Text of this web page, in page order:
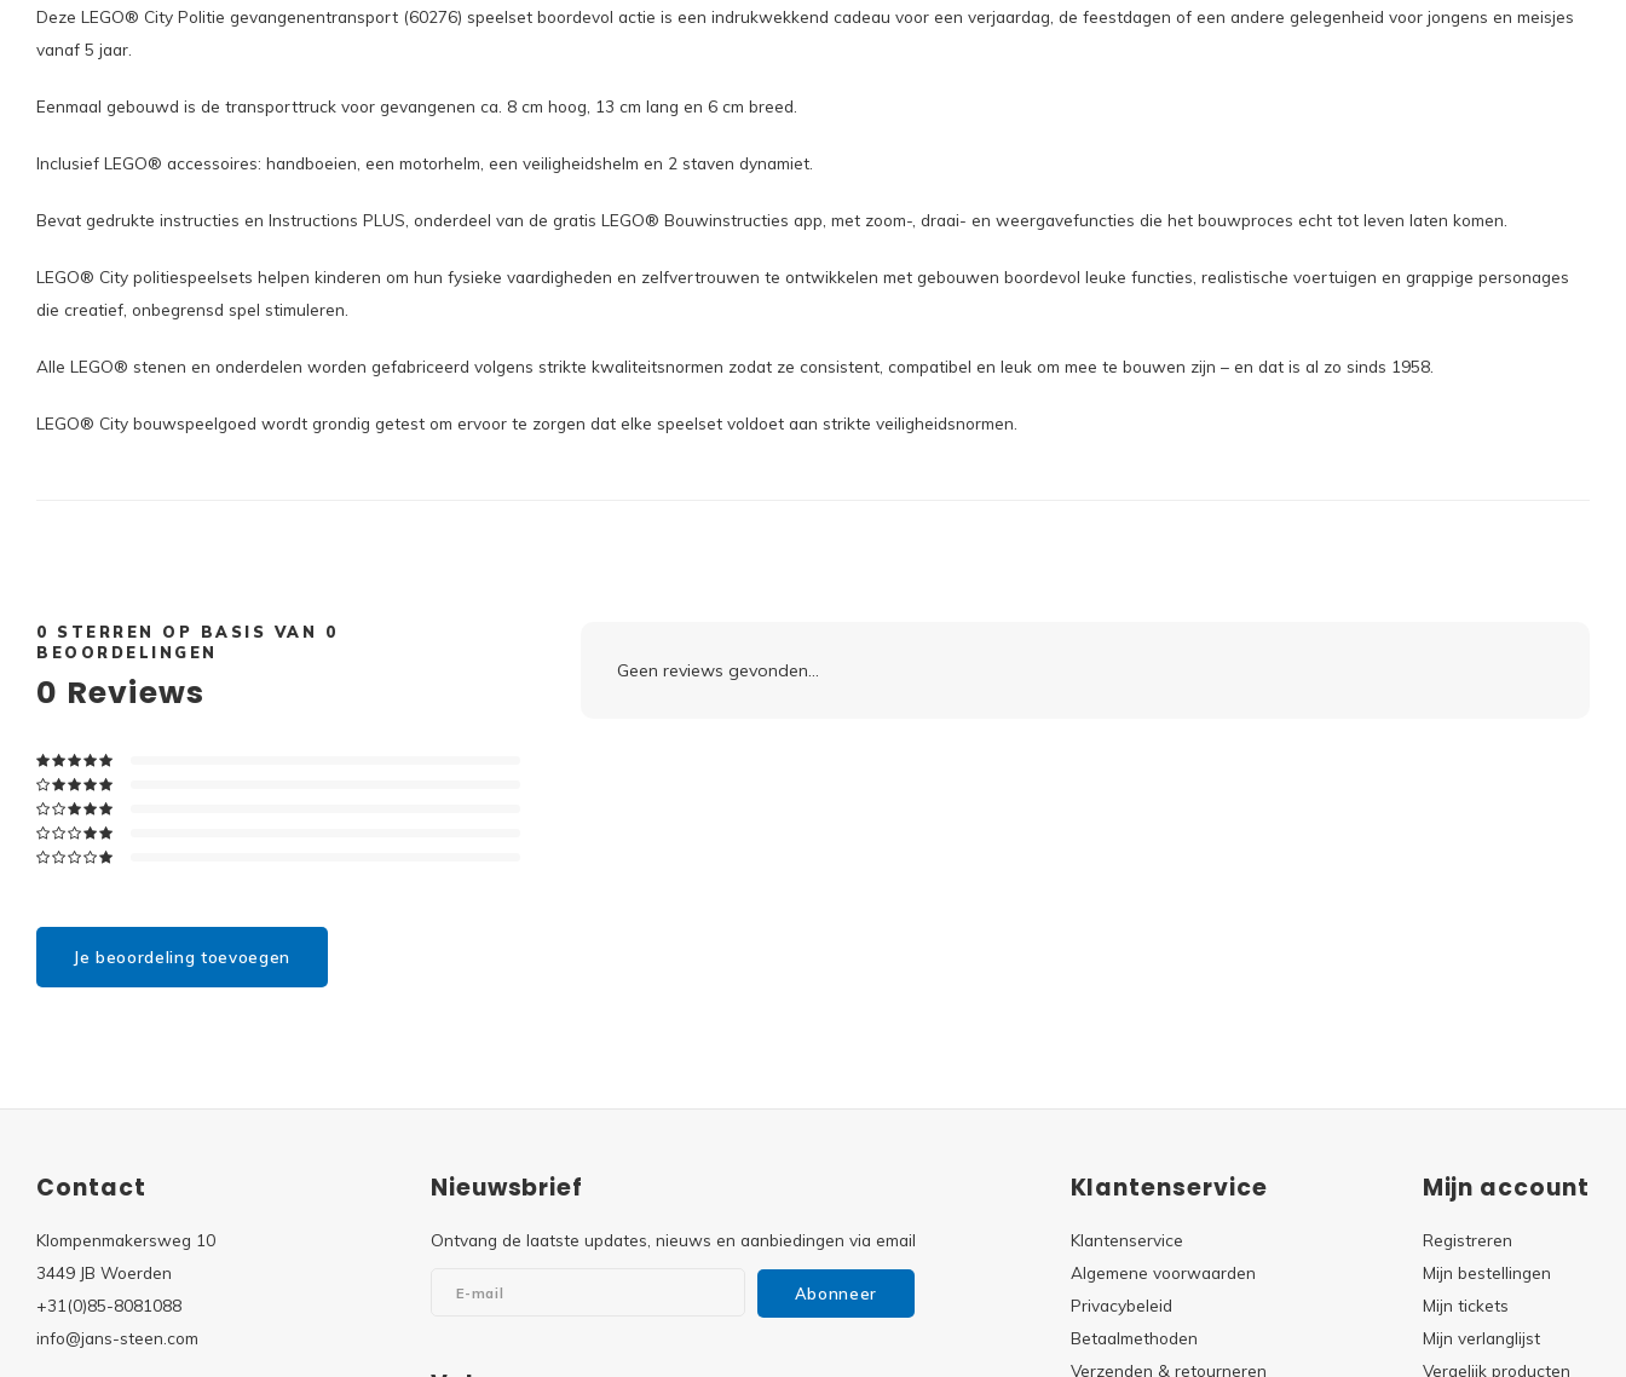
Deze LEGO® City Politie gevangenentransport (60276) speelset boordevol actie is een indrukwekkend cadeau voor een verjaardag, de feestdagen of een andere gelegenheid voor jongens en meisjes
vanaf 5 jaar.
Eenmaal gebouwd is de transporttruck voor gevangenen ca. 8 cm hoog, 13 cm lang en 6 cm breed.
Inclusief LEGO® accessoires: handboeien, een motorhelm, een veiligheidshelm en 2 staven dynamiet.
Bevat gedrukte instructies en Instructions PLUS, onderdeel van de gratis LEGO® Bouwinstructies app, met zoom-, draai- en weergavefuncties die het bouwproces echt tot leven laten komen.
LEGO® City politiespeelsets helpen kinderen om hun fysieke vaardigheden en zelfvertrouwen te ontwikkelen met gebouwen boordevol leuke functies, realistische voertuigen en grappige personages
die creatief, onbegrensd spel stimuleren.
Alle LEGO® stenen en onderdelen worden gefabriceerd volgens strikte kwaliteitsnormen zodat ze consistent, compatibel en leuk om mee te bouwen zijn – en dat is al zo sinds 1958.
LEGO® City bouwspeelgoed wordt grondig getest om ervoor te zorgen dat elke speelset voldoet aan strikte veiligheidsnormen.
0 STERREN OP BASIS VAN 0
BEOORDELINGEN
0 Reviews
Je beoordeling toevoegen
Geen reviews gevonden...
Contact
Klompenmakersweg 10
3449 JB Woerden
+31(0)85-8081088
info@jans-steen.com
Nieuwsbrief
Ontvang de laatste updates, nieuws en aanbiedingen via email
Abonneer
Klantenservice
Klantenservice
Algemene voorwaarden
Privacybeleid
Betaalmethoden
Verzenden & retourneren
Mijn account
Registreren
Mijn bestellingen
Mijn tickets
Mijn verlanglijst
Vergelijk producten